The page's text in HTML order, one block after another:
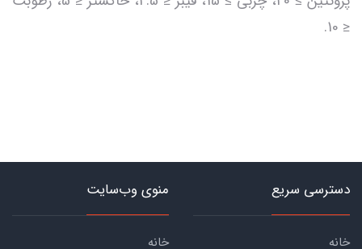
≤ 10.
دسترسی سریع
خانه
منوی وب‌سایت
خانه